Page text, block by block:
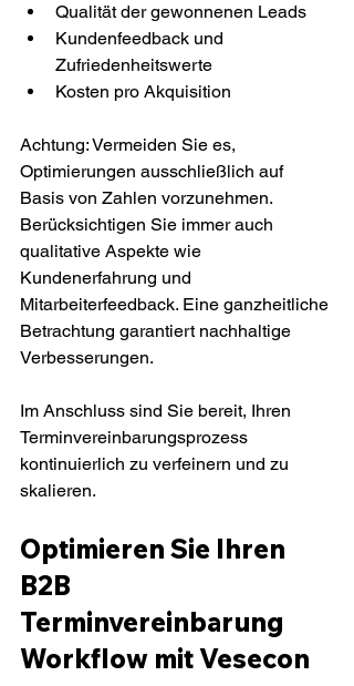
Qualität der gewonnenen Leads
Kundenfeedback und
Zufriedenheitswerte
Kosten pro Akquisition
Achtung: Vermeiden Sie es,
Optimierungen ausschließlich auf
Basis von Zahlen vorzunehmen.
Berücksichtigen Sie immer auch
qualitative Aspekte wie
Kundenerfahrung und
Mitarbeiterfeedback. Eine ganzheitliche
Betrachtung garantiert nachhaltige
Verbesserungen.
Im Anschluss sind Sie bereit, Ihren
Terminvereinbarungsprozess
kontinuierlich zu verfeinern und zu
skalieren.
Optimieren Sie Ihren
B2B
Terminvereinbarung
Workflow mit Vesecon